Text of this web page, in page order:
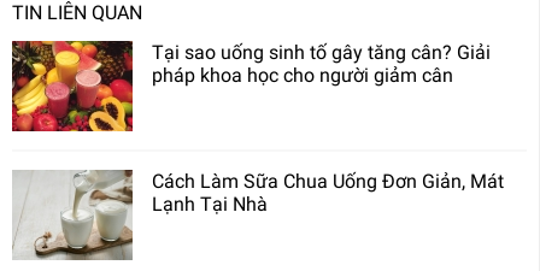
TIN LIÊN QUAN
Tại sao uống sinh tố gây tăng cân? Giải
pháp khoa học cho người giảm cân
Cách Làm Sữa Chua Uống Đơn Giản, Mát
Lạnh Tại Nhà